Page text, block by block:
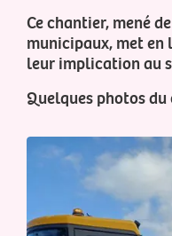
Ce chantier, mené
municipaux, met
leur implication au
Quelques photos